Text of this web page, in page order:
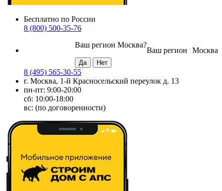
Бесплатно по России
8 (800) 500-35-76
Москва
Ваш регион
Ваш регион Москва?
8 (495) 565-30-55
г. Москва, 1-й Красносельский переулок д. 13
пн-пт: 9:00-20:00
сб: 10:00-18:00
вс: (по договоренности)